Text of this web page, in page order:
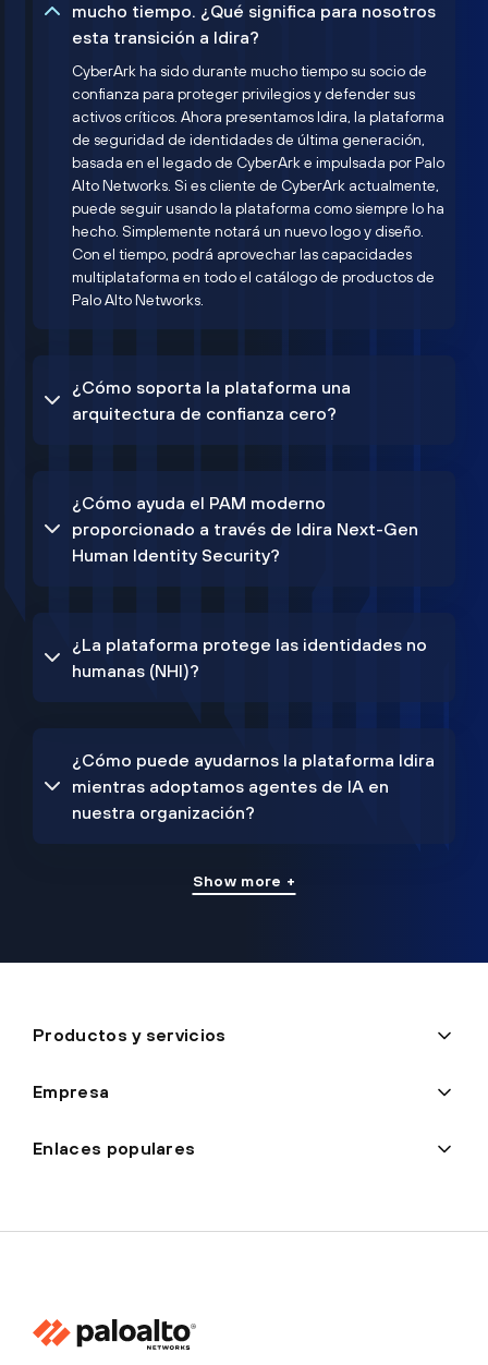
mucho tiempo. ¿Qué significa para nosotros
esta transición a Idira?
CyberArk ha sido durante mucho tiempo su socio de
confianza para proteger privilegios y defender sus
activos críticos. Ahora presentamos Idira, la plataforma
de seguridad de identidades de última generación,
basada en el legado de CyberArk e impulsada por Palo
Alto Networks. Si es cliente de CyberArk actualmente,
puede seguir usando la plataforma como siempre lo ha
hecho. Simplemente notará un nuevo logo y diseño.
Con el tiempo, podrá aprovechar las capacidades
multiplataforma en todo el catálogo de productos de
Palo Alto Networks.
¿Cómo soporta la plataforma una
arquitectura de confianza cero?
¿Cómo ayuda el PAM moderno
proporcionado a través de Idira Next-Gen
Human Identity Security?
¿La plataforma protege las identidades no
humanas (NHI)?
¿Cómo puede ayudarnos la plataforma Idira
mientras adoptamos agentes de IA en
nuestra organización?
Show more +
Productos y servicios
Empresa
Enlaces populares